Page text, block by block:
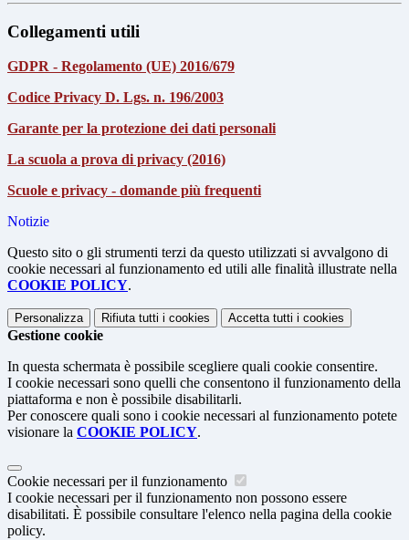
Collegamenti utili
GDPR - Regolamento (UE) 2016/679
Codice Privacy D. Lgs. n. 196/2003
Garante per la protezione dei dati personali
La scuola a prova di privacy (2016)
Scuole e privacy - domande più frequenti
Notizie
Questo sito o gli strumenti terzi da questo utilizzati si avvalgono di
cookie necessari al funzionamento ed utili alle finalità illustrate nella
COOKIE POLICY.
Personalizza Rifiuta tutti i cookies Accetta tutti i cookies
Gestione cookie
In questa schermata è possibile scegliere quali cookie consentire.
I cookie necessari sono quelli che consentono il funzionamento della
piattaforma e non è possibile disabilitarli.
Per conoscere quali sono i cookie necessari al funzionamento potete
visionare la COOKIE POLICY.
Cookie necessari per il funzionamento
I cookie necessari per il funzionamento non possono essere
disabilitati. È possibile consultare l'elenco nella pagina della cookie
policy.